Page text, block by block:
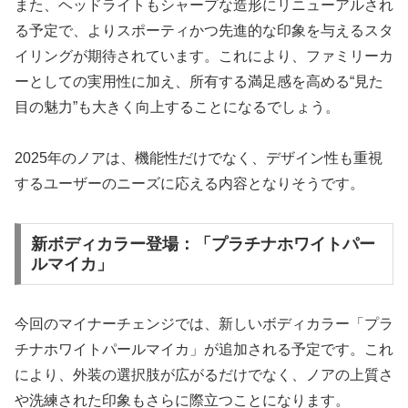
また、ヘッドライトもシャープな造形にリニューアルされ
る予定で、よりスポーティかつ先進的な印象を与えるスタ
イリングが期待されています。これにより、ファミリーカ
ーとしての実用性に加え、所有する満足感を高める“見た
目の魅力”も大きく向上することになるでしょう。
2025年のノアは、機能性だけでなく、デザイン性も重視
するユーザーのニーズに応える内容となりそうです。
新ボディカラー登場：「プラチナホワイトパー
ルマイカ」
今回のマイナーチェンジでは、新しいボディカラー「プラ
チナホワイトパールマイカ」が追加される予定です。これ
により、外装の選択肢が広がるだけでなく、ノアの上質さ
や洗練された印象もさらに際立つことになります。